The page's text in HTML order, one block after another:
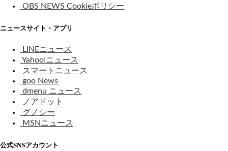
OBS NEWS Cookieポリシー
ニュースサイト・アプリ
LINEニュース
Yahoo!ニュース
スマートニュース
goo News
dmenu ニュース
ノアドット
グノシー
MSNニュース
公式SNSアカウント